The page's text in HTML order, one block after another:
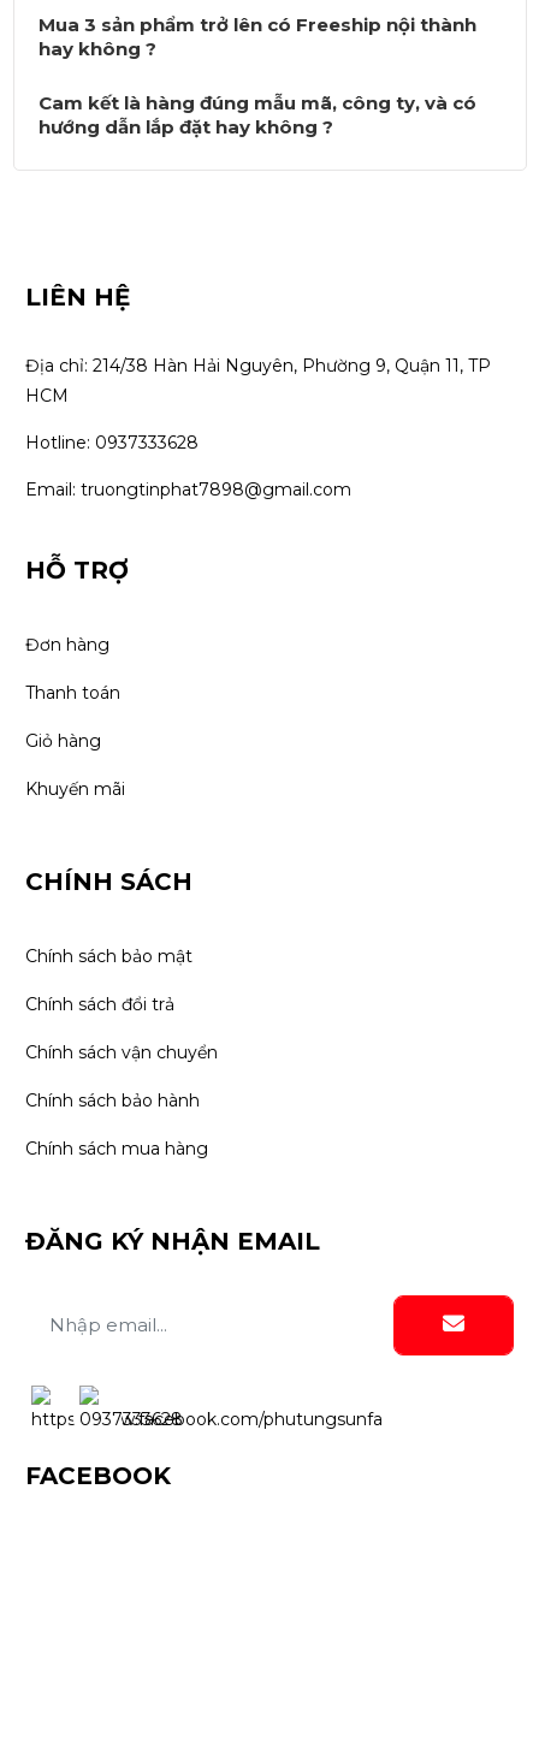
Mua 3 sản phẩm trở lên có Freeship nội thành
hay không ?
Cam kết là hàng đúng mẫu mã, công ty, và có
hướng dẫn lắp đặt hay không ?
LIÊN HỆ
Địa chỉ: 214/38 Hàn Hải Nguyên, Phường 9, Quận 11, TP
HCM
Hotline: 0937333628
Email: truongtinphat7898@gmail.com
HỖ TRỢ
Đơn hàng
Thanh toán
Giỏ hàng
Khuyến mãi
CHÍNH SÁCH
Chính sách bảo mật
Chính sách đổi trả
Chính sách vận chuyển
Chính sách bảo hành
Chính sách mua hàng
ĐĂNG KÝ NHẬN EMAIL
FACEBOOK